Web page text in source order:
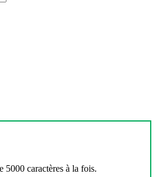
5000 caractères à la fois.